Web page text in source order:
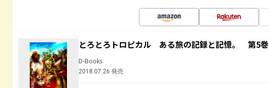
とろとろトロピカル ある旅の記録と記憶。 第5巻
D-Books
2018.07.26 発売